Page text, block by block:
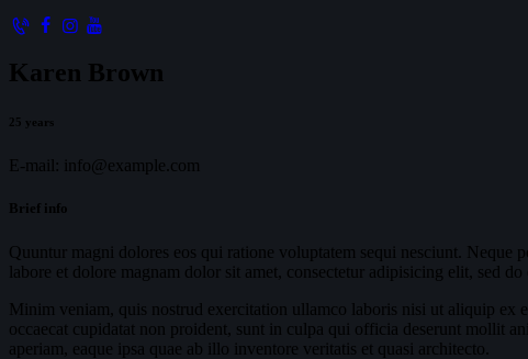
Karen Brown
25 years
E-mail: info@example.com
Brief info
Quuntur magni dolores eos qui ratione voluptatem sequi nesciunt.
labore et dolore magnam dolor sit amet, consectetur adipisicing elit, sed
Minim veniam, quis nostrud exercitation ullamco laboris nisi ut aliquip ex
occaecat cupidatat non proident, sunt in culpa qui officia deserunt mollit
aperiam, eaque ipsa quae ab illo inventore veritatis et quasi architecto.